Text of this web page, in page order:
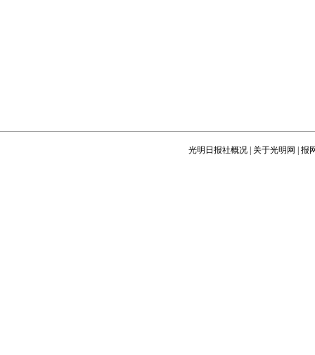
光明日报社概况 关于光明网 报